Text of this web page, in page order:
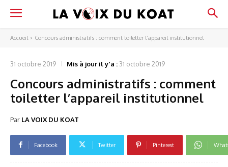
Accueil Concours administratifs : comment toiletter l’appareil institutionnel
31 octobre 2019 Mis à jour il y'a : 31 octobre 2019
Concours administratifs : comment
toiletter l’appareil institutionnel
Par LA VOIX DU KOAT
Facebook Twitter Pinterest